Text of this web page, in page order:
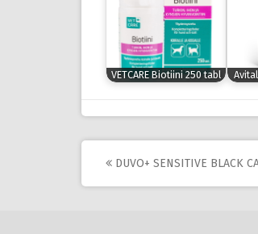
VETCARE Biotiini 250 tabl
Post
navigation
DUVO+ SENSITIVE BLACK